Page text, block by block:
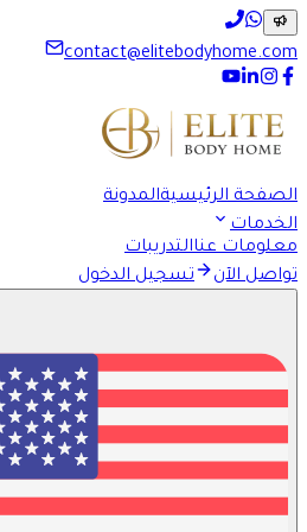
contact@elitebodyhome.com
الصفحة الرئيسيةالمدونة
الخدمات
معلومات عناالتدريبات
تواصل الآن
تسجيل الدخول